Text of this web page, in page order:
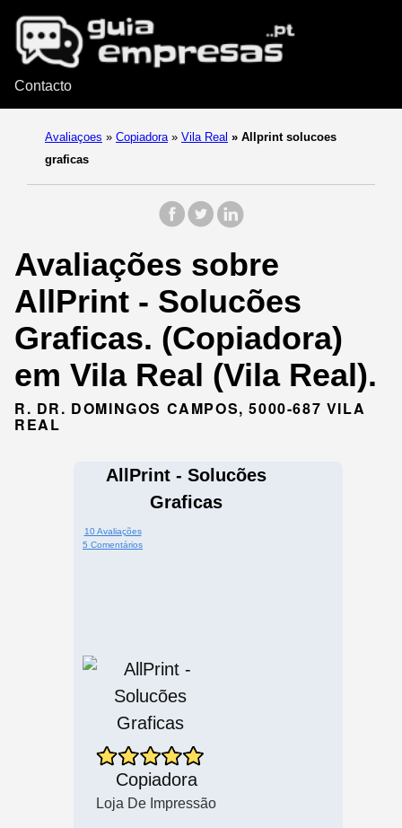
Contacto
Avaliaçoes » Copiadora » Vila Real » Allprint solucoes
graficas
Avaliações sobre
AllPrint - Solucões
Graficas. (Copiadora)
em Vila Real (Vila Real).
R. DR. DOMINGOS CAMPOS, 5000-687 VILA
REAL
AllPrint - Solucões
Graficas
10 Avaliações
5 Comentários
Copiadora
Loja De Impressão